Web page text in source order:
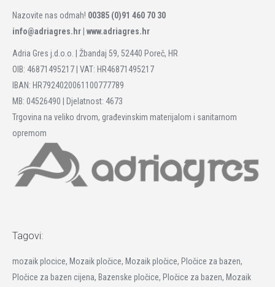
Nazovite nas odmah! 00385 (0)91 460 70 30
info@adriagres.hr | www.adriagres.hr
Adria Gres j.d.o.o. | Žbandaj 59, 52440 Poreč, HR
OIB: 46871495217 | VAT: HR46871495217
IBAN: HR7924020061100777789
MB: 04526490 | Djelatnost: 4673
Trgovina na veliko drvom, građevinskim materijalom i sanitarnom
opremom
Tagovi:
mozaik plocice, Mozaik pločice, Mozaik pločice, Pločice za bazen,
Pločice za bazen cijena, Bazenske pločice, Pločice za bazen, Mozaik